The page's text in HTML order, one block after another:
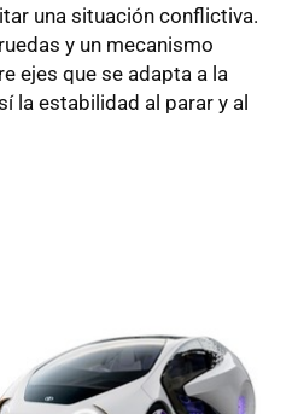
una situación conflictiva.
y un mecanismo
ejes que se adapta a la
la estabilidad al parar y al